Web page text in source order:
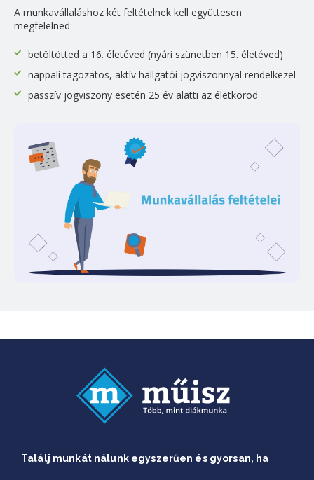
A munkavállaláshoz két feltételnek kell együttesen
megfelelned:
betöltötted a 16. életéved (nyári szünetben 15. életéved)
nappali tagozatos, aktív hallgatói jogviszonnyal rendelkezel
passzív jogviszony esetén 25 év alatti az életkorod
Találj munkát nálunk egyszerűen és gyorsan, ha